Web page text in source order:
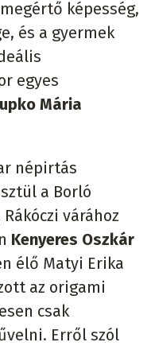
képesség,
és a gyermek
egyes
Mária
népirtás
a Borló
várához
Kenyeres Oszkár
élő Matyi Erika
az origami
csak
Erről szól